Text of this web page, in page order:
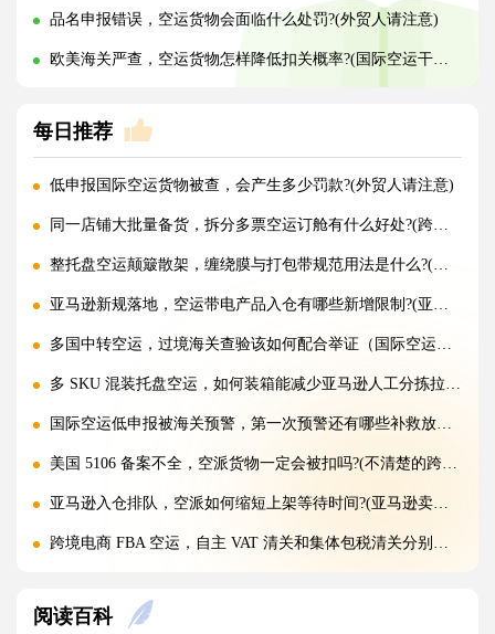
品名申报错误，空运货物会面临什么处罚?(外贸人请注意)
欧美海关严查，空运货物怎样降低扣关概率?(国际空运干货知识分享)
每日推荐
低申报国际空运货物被查，会产生多少罚款?(外贸人请注意)
同一店铺大批量备货，拆分多票空运订舱有什么好处?(跨境电商卖家必看篇)
整托盘空运颠簸散架，缠绕膜与打包带规范用法是什么?(国际空运干货知识分享)
亚马逊新规落地，空运带电产品入仓有哪些新增限制?(亚马逊卖家请注意)
多国中转空运，过境海关查验该如何配合举证（国际空运干货知识分享）
多 SKU 混装托盘空运，如何装箱能减少亚马逊人工分拣拉长上架时长?(国际空运干货知识分享)
国际空运低申报被海关预警，第一次预警还有哪些补救放行办法(外贸人请注意)
美国 5106 备案不全，空派货物一定会被扣吗?(不清楚的跨境电商卖家看过来)
亚马逊入仓排队，空派如何缩短上架等待时间?(亚马逊卖家必看篇)
跨境电商 FBA 空运，自主 VAT 清关和集体包税清关分别适配什么场景（亚马逊卖家请注意）
国际空运附加费有哪些（燃油、安检、操作费一览）
阅读百科